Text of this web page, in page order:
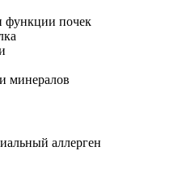
функции почек
минералов
аллерген